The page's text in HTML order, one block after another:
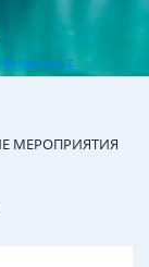
МЕРОПРИЯТИЯ